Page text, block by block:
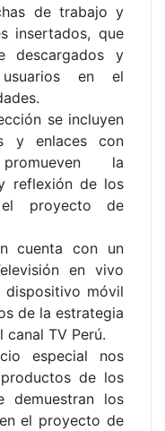
de trabajo y
insertados, que
descargados y
en el
se incluyen
y enlaces con
la
reflexión de los
proyecto de
cuenta con un
en vivo
dispositivo móvil
de la estrategia
canal TV Perú.
especial nos
de los
demuestran los
el proyecto de